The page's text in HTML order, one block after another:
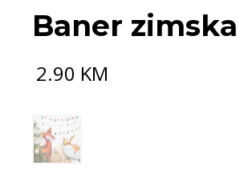
Baner
2.90 KM